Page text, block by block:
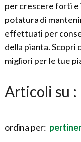
per crescere forti e
potatura di
effettuati per
della pianta. Scopri
migliori per le tue
Articoli su :
ordina per: